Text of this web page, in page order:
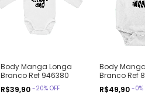
Body Manga Longa
Branco Ref 946380
R$39,90 -20% OFF
Body
Branco Ref
R$49,90 -0%